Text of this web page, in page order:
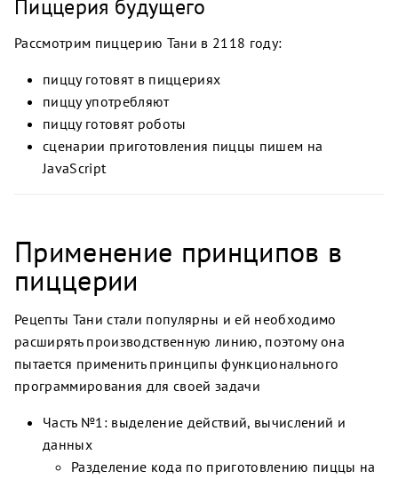
Пиццерия будущего
Рассмотрим пиццерию Тани в 2118 году:
пиццу готовят в пиццериях
пиццу употребляют
пиццу готовят роботы
сценарии приготовления пиццы пишем на
JavaScript
Применение принципов в
пиццерии
Рецепты Тани стали популярны и ей необходимо
расширять производственную линию, поэтому она
пытается применить принципы функционального
программирования для своей задачи
Часть №1: выделение действий, вычислений и
данных
Разделение кода по приготовлению пиццы на